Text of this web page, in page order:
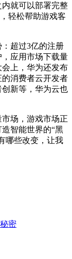
就可以部署完整
轻松帮助游戏客
超过3亿的注册
应用市场下载量
会上，华为还发布
消费者云开发者
新等，华为云也
场，游戏市场正
智能世界的“黑
哪些改变，让我
密